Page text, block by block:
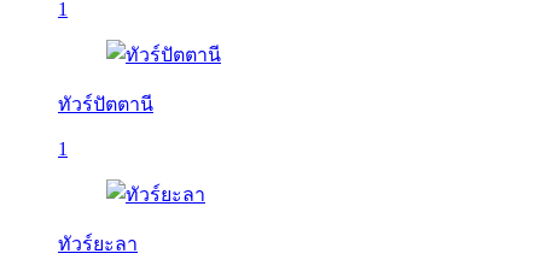
1
ทัวร์ปัตตานี
1
ทัวร์ยะลา